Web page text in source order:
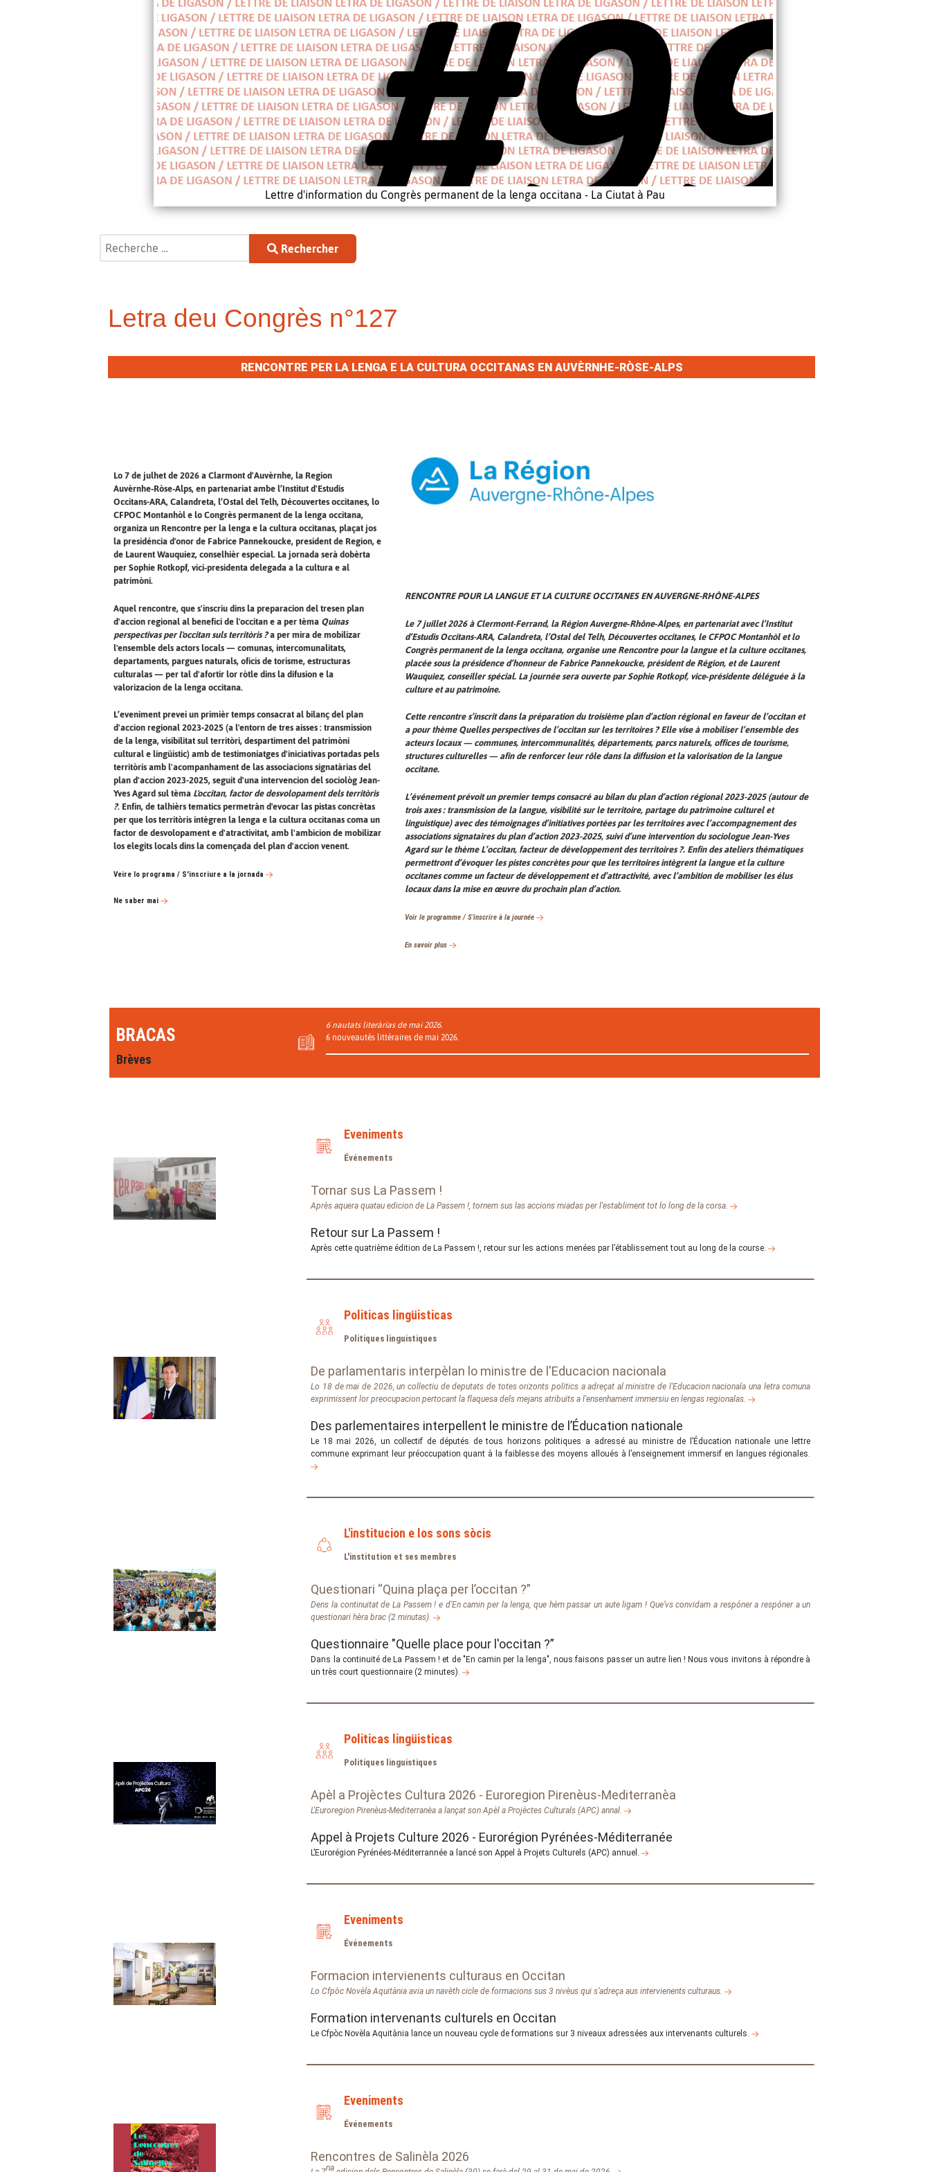
Lettre d'information du Congrès permanent de la lenga occitana - La Ciutat à Pau
Rechercher
Rechercher
Letra deu Congrès n°127
RENCONTRE PER LA LENGA E LA CULTURA OCCITANAS EN AUVÈRNHE-RÒSE-ALPS
Lo 7 de julhet de 2026 a Clarmont d'Auvèrnhe, la Region
Auvèrnhe‑Ròse‑Alps, en partenariat ambe l’Institut d'Estudis
Occitans-ARA, Calandreta, l’Ostal del Telh, Découvertes occitanes, lo
CFPOC Montanhòl e lo Congrès permanent de la lenga occitana,
organiza un Rencontre per la lenga e la cultura occitanas, plaçat jos
la presidéncia d'onor de Fabrice Pannekoucke, president de Region, e
de Laurent Wauquiez, conselhièr especial. La jornada serà dobèrta
per Sophie Rotkopf, vici‑presidenta delegada a la cultura e al
patrimòni.
Aquel rencontre, que s'inscriu dins la preparacion del tresen plan
d'accion regional al benefici de l'occitan e a per tèma Quinas
perspectivas per l'occitan suls territòris ?a per mira de mobilizar
l'ensemble dels actors locals — comunas, intercomunalitats,
departaments, pargues naturals, oficis de torisme, estructuras
culturalas — per tal d'afortir lor ròtle dins la difusion e la
valorizacion de la lenga occitana.
L’eveniment prevei un primièr temps consacrat al bilanç del plan
d'accion regional 2023-2025 (a l'entorn de tres aisses : transmission
de la lenga, visibilitat sul territòri, despartiment del patrimòni
cultural e lingüistic) amb de testimoniatges d'iniciativas portadas pels
territòris amb l'acompanhament de las associacions signatàrias del
plan d'accion 2023-2025, seguit d'una intervencion del sociològ Jean-
Yves Agard sul tèma L'occitan, factor de desvolopament dels territòris
?. Enfin, de talhièrs tematics permetràn d'evocar las pistas concrètas
per que los territòris intègren la lenga e la cultura occitanas coma un
factor de desvolopament e d'atractivitat, amb l'ambicion de mobilizar
los elegits locals dins la començada del plan d'accion venent.
Veire lo programa / S'inscriure a la jornada
Ne saber mai
RENCONTRE POUR LA LANGUE ET LA CULTURE OCCITANES EN AUVERGNE-RHÔNE-ALPES
Le 7 juillet 2026 à Clermont-Ferrand, la Région Auvergne‑Rhône‑Alpes, en partenariat avec l’Institut
d’Estudis Occitans-ARA, Calandreta, l’Ostal del Telh, Découvertes occitanes, le CFPOC Montanhòl et lo
Congrès permanent de la lenga occitana, organise une Rencontre pour la langue et la culture occitanes,
placée sous la présidence d’honneur de Fabrice Pannekoucke, président de Région, et de Laurent
Wauquiez, conseiller spécial. La journée sera ouverte par Sophie Rotkopf, vice‑présidente déléguée à la
culture et au patrimoine.
Cette rencontre s’inscrit dans la préparation du troisième plan d’action régional en faveur de l’occitan et
a pour thème Quelles perspectives de l’occitan sur les territoires ? Elle vise à mobiliser l’ensemble des
acteurs locaux — communes, intercommunalités, départements, parcs naturels, offices de tourisme,
structures culturelles — afin de renforcer leur rôle dans la diffusion et la valorisation de la langue
occitane.
L’événement prévoit un premier temps consacré au bilan du plan d’action régional 2023-2025 (autour de
trois axes : transmission de la langue, visibilité sur le territoire, partage du patrimoine culturel et
linguistique) avec des témoignages d’initiatives portées par les territoires avec l’accompagnement des
associations signataires du plan d’action 2023-2025, suivi d’une intervention du sociologue Jean-Yves
Agard sur le thème L’occitan, facteur de développement des territoires ?. Enfin des ateliers thématiques
permettront d’évoquer les pistes concrètes pour que les territoires intègrent la langue et la culture
occitanes comme un facteur de développement et d’attractivité, avec l’ambition de mobiliser les élus
locaux dans la mise en œuvre du prochain plan d’action.
Voir le programme / S’inscrire à la journée
En savoir plus
BRACAS
Brèves
6 nautats literàrias de mai 2026.
6 nouveautés littéraires de mai 2026.
Eveniments
Événements
Tornar sus La Passem !
Après aquera quatau edicion de La Passem !, tornem sus las accions miadas per l'establiment tot lo long de la corsa.
Retour sur La Passem !
Après cette quatrième édition de La Passem !, retour sur les actions menées par l’établissement tout au long de la course.
Politicas lingüisticas
Politiques linguistiques
De parlamentaris interpèlan lo ministre de l'Educacion nacionala
Lo 18 de mai de 2026, un collectiu de deputats de totes orizonts politics a adreçat al ministre de l'Educacion nacionala una letra comuna
exprimissent lor preocupacion pertocant la flaquesa dels mejans atribuïts a l'ensenhament immersiu en lengas regionalas.
Des parlementaires interpellent le ministre de l’Éducation nationale
Le 18 mai 2026, un collectif de députés de tous horizons politiques a adressé au ministre de l’Éducation nationale une lettre
commune exprimant leur préoccupation quant à la faiblesse des moyens alloués à l’enseignement immersif en langues régionales.
L'institucion e los sons sòcis
L'institution et ses membres
Questionari “Quina plaça per l’occitan ?”
Dens la continuitat de La Passem ! e d'En camin per la lenga, que hèm passar un aute ligam ! Que’vs convidam a respóner a respóner a un
questionari hèra brac (2 minutas).
Questionnaire "Quelle place pour l'occitan ?”
Dans la continuité de La Passem ! et de "En camin per la lenga", nous faisons passer un autre lien ! Nous vous invitons à répondre à
un très court questionnaire (2 minutes).
Politicas lingüisticas
Politiques linguistiques
Apèl a Projèctes Cultura 2026 - Euroregion Pirenèus-Mediterranèa
L'Euroregion Pirenèus-Mediterranèa a lançat son Apèl a Projèctes Culturals (APC) annal.
Appel à Projets Culture 2026 - Eurorégion Pyrénées-Méditerranée
L’Eurorégion Pyrénées-Méditerrannée a lancé son Appel à Projets Culturels (APC) annuel.
Eveniments
Événements
Formacion intervienents culturaus en Occitan
Lo Cfpòc Novèla Aquitània avia un navèth cicle de formacions sus 3 nivèus qui s’adreça aus intervienents culturaus.
Formation intervenants culturels en Occitan
Le Cfpòc Novèla Aquitània lance un nouveau cycle de formations sur 3 niveaux adressées aux intervenants culturels.
Eveniments
Événements
Rencontres de Salinèla 2026
na